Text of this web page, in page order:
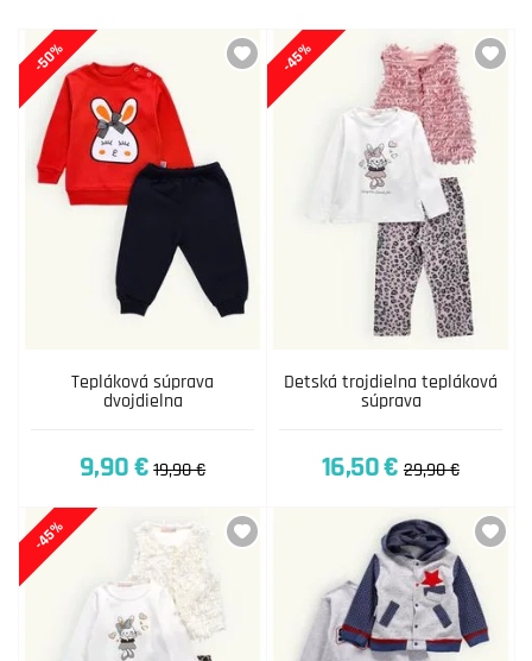
Tepláková súprava
dvojdielna
-50%
9,90 € 19,90 €
Detská trojdielna tepláková
súprava
-45%
16,50 € 29,90 €
-45%